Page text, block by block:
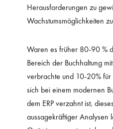
Herausforderungen zu
Wachstumsmöglichkeiten
Waren es früher 80-90 %
Bereich der Buchhaltung
verbrachte und 10-20%
sich bei einem modernen
dem ERP verzahnt ist,
aussagekräftiger Analysen